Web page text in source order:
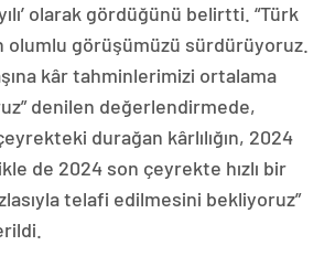
olarak gördüğünü belirtti. “Türk
olumlu görüşümüzü sürdürüyoruz.
kâr tahminlerimizi ortalama
denilen değerlendirmede,
durağan kârlılığın, 2024
de 2024 son çeyrekte hızlı bir
telafi edilmesini bekliyoruz”